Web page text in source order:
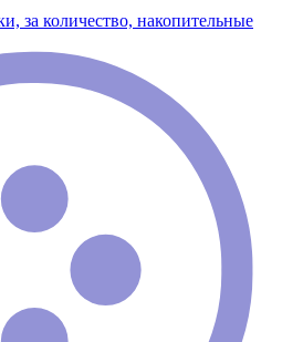
за количество, накопительные